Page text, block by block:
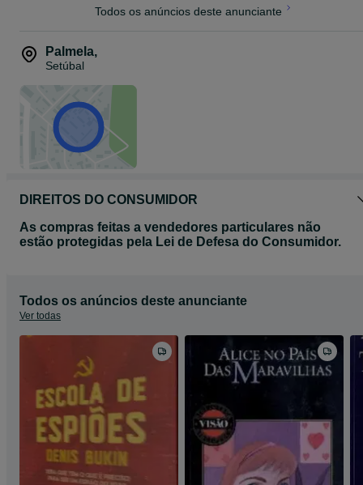
Todos os anúncios deste anunciante
Palmela,
Setúbal
DIREITOS DO CONSUMIDOR
As compras feitas a vendedores particulares não
estão protegidas pela Lei de Defesa do Consumidor.
Todos os anúncios deste anunciante
Ver todas